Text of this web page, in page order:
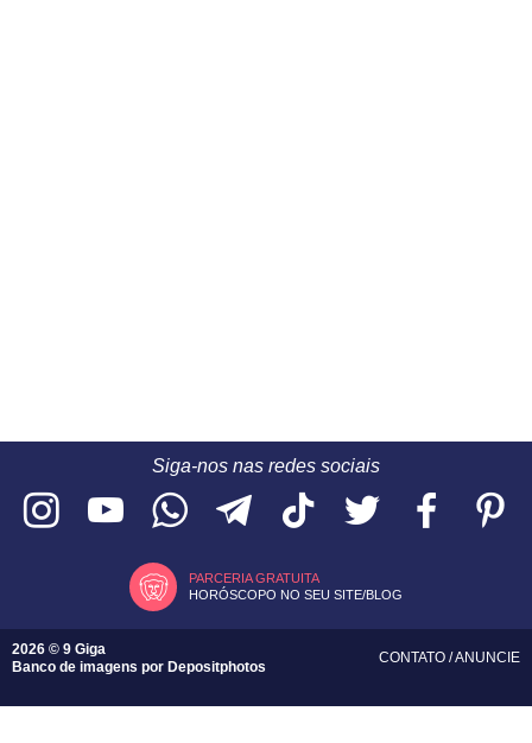
Siga-nos nas redes sociais
PARCERIA GRATUITA
HORÓSCOPO NO SEU SITE/BLOG
2026 © 9 Giga
Banco de imagens por Depositphotos
CONTATO /ANUNCIE